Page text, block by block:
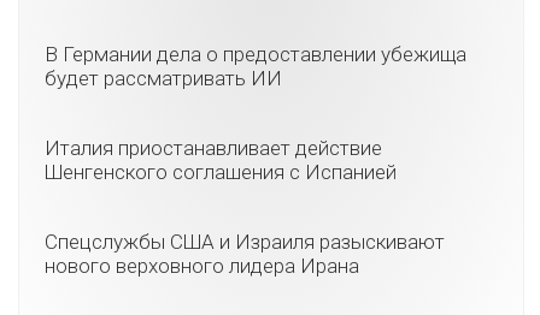
В Германии дела о предоставлении убежища
будет рассматривать ИИ
Италия приостанавливает действие
Шенгенского соглашения с Испанией
Спецслужбы США и Израиля разыскивают
нового верховного лидера Ирана